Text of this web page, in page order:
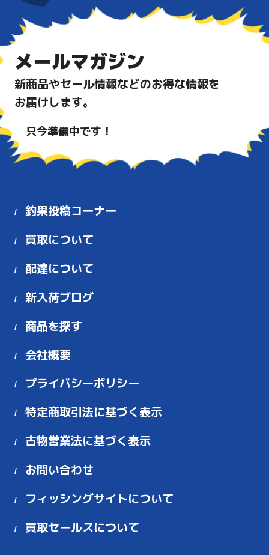
釣果投稿コーナー
買取について
配達について
新入荷ブログ
商品を探す
会社概要
プライバシーポリシー
特定商取引法に基づく表示
古物営業法に基づく表示
お問い合わせ
フィッシングサイトについて
買取セールスについて
メールマガジン
新商品やセール情報などのお得な情報を
お届けします。
只今準備中です！